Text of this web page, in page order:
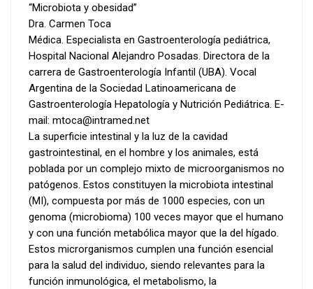
“Microbiota y obesidad”
Dra. Carmen Toca
Médica. Especialista en Gastroenterología pediátrica,
Hospital Nacional Alejandro Posadas. Directora de la
carrera de Gastroenterología Infantil (UBA). Vocal
Argentina de la Sociedad Latinoamericana de
Gastroenterología Hepatología y Nutrición Pediátrica. E-
mail: mtoca@intramed.net
La superficie intestinal y la luz de la cavidad
gastrointestinal, en el hombre y los animales, está
poblada por un complejo mixto de microorganismos no
patógenos. Estos constituyen la microbiota intestinal
(MI), compuesta por más de 1000 especies, con un
genoma (microbioma) 100 veces mayor que el humano
y con una función metabólica mayor que la del hígado.
Estos microrganismos cumplen una función esencial
para la salud del individuo, siendo relevantes para la
función inmunológica, el metabolismo, la